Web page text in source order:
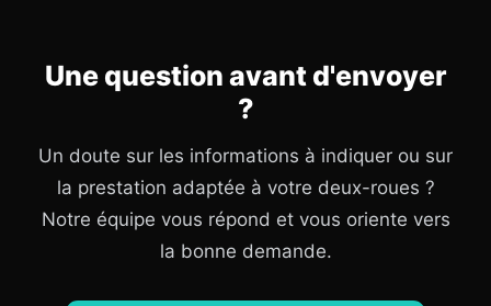
Une question avant d'envoyer
?
Un doute sur les informations à indiquer ou sur
la prestation adaptée à votre deux-roues ?
Notre équipe vous répond et vous oriente vers
la bonne demande.